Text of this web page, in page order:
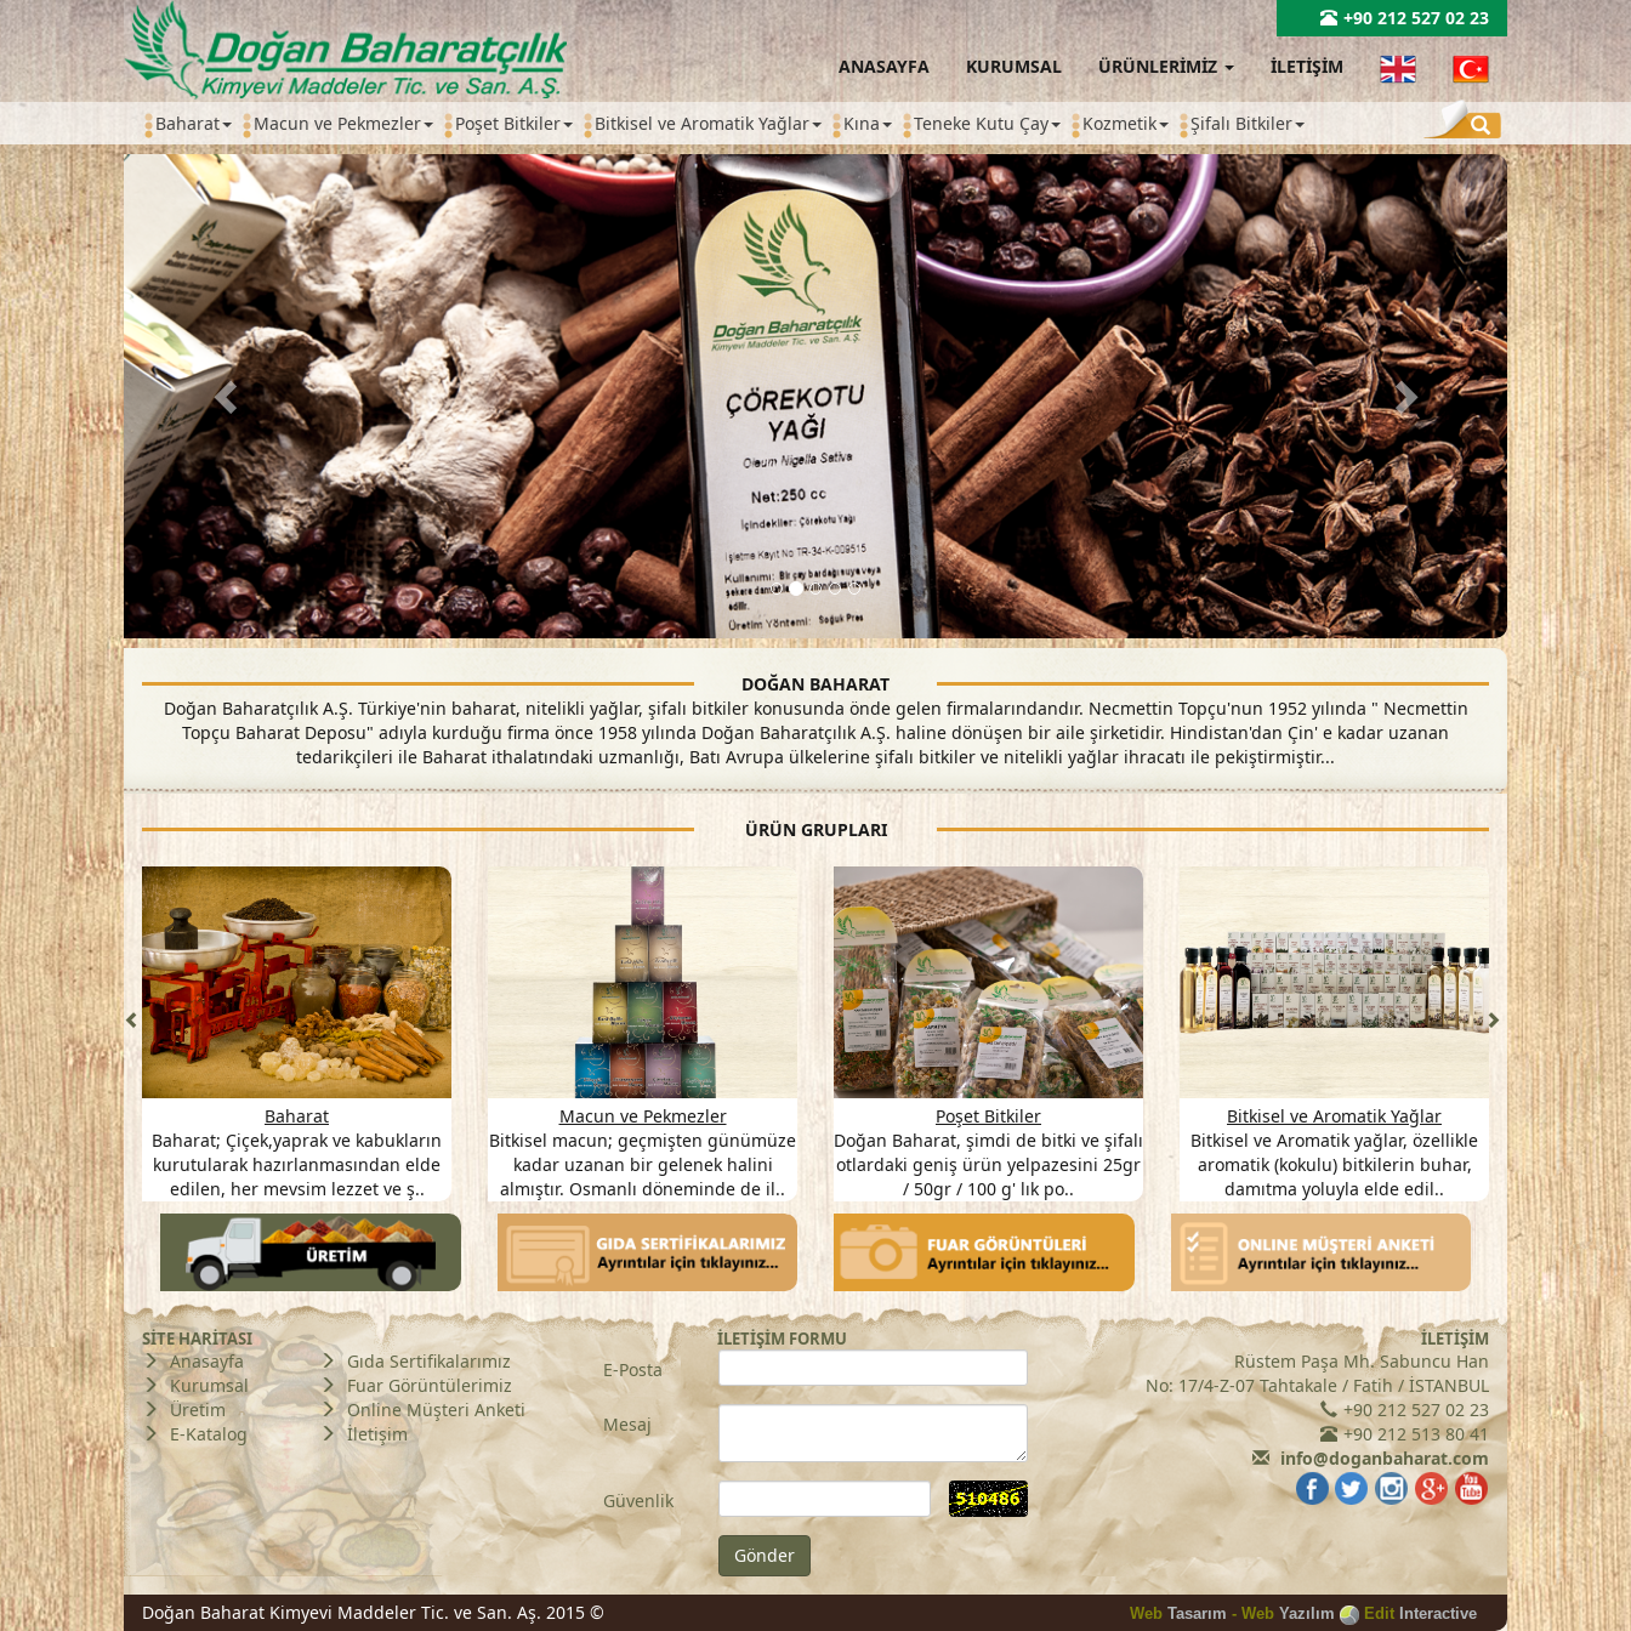
+90 212 527 02 23
ANASAYFA KURUMSAL ÜRÜNLERİMİZ İLETİŞİM
Baharat Macun ve Pekmezler Poşet Bitkiler Bitkisel ve Aromatik Yağlar Kına Teneke Kutu Çay Kozmetik Şifalı Bitkiler
DOĞAN BAHARAT
Doğan Baharatçılık A.Ş. Türkiye'nin baharat, nitelikli yağlar, şifalı bitkiler konusunda önde gelen firmalarındandır. Necmettin Topçu'nun 1952 yılında " Necmettin
Topçu Baharat Deposu" adıyla kurduğu firma önce 1958 yılında Doğan Baharatçılık A.Ş. haline dönüşen bir aile şirketidir. Hindistan'dan Çin' e kadar uzanan
tedarikçileri ile Baharat ithalatındaki uzmanlığı, Batı Avrupa ülkelerine şifalı bitkiler ve nitelikli yağlar ihracatı ile pekiştirmiştir...
ÜRÜN GRUPLARI
Poşet Bitkiler
Baharat, şimdi de bitki ve şifalı
geniş ürün yelpazesini 25gr
/ 50gr / 100 g' lık po..
Bitkisel ve Aromatik yağlar, özellikle
aromatik (kokulu) bitkilerin buhar,
damıtma yoluyla elde edil..
Kına özellikle Arabistan' da yetişen
kına ağacının yapraklarının kurutulup
öğütülmesi ile elde edile..
Şifalı bitkiler ve karışık bitki çayları
şimdi de saklaması kolay teneke
kutular içerisinde …
Kozmetik
Kozmetik ürünler, doğadaki bitki
özleri yardımıyla insan vücudunun
bakımı ve güzelliğini amaçlar. K..
SİTE HARİTASI
Anasayfa
Kurumsal
Üretim
E-Katalog
Gıda Sertifikalarımız
Fuar Görüntülerimiz
Online Müşteri Anketi
İletişim
İLETİŞİM FORMU
E-Posta
Mesaj
Güvenlik
İLETİŞİM
Rüstem Paşa Mh. Sabuncu Han
No: 17/4-Z-07 Tahtakale / Fatih / İSTANBUL
+90 212 527 02 23
+90 212 513 80 41
info@doganbaharat.com
Doğan Baharat Kimyevi Maddeler Tic. ve San. Aş. 2015 © Web Tasarım - Web Yazılım Edit Interactive